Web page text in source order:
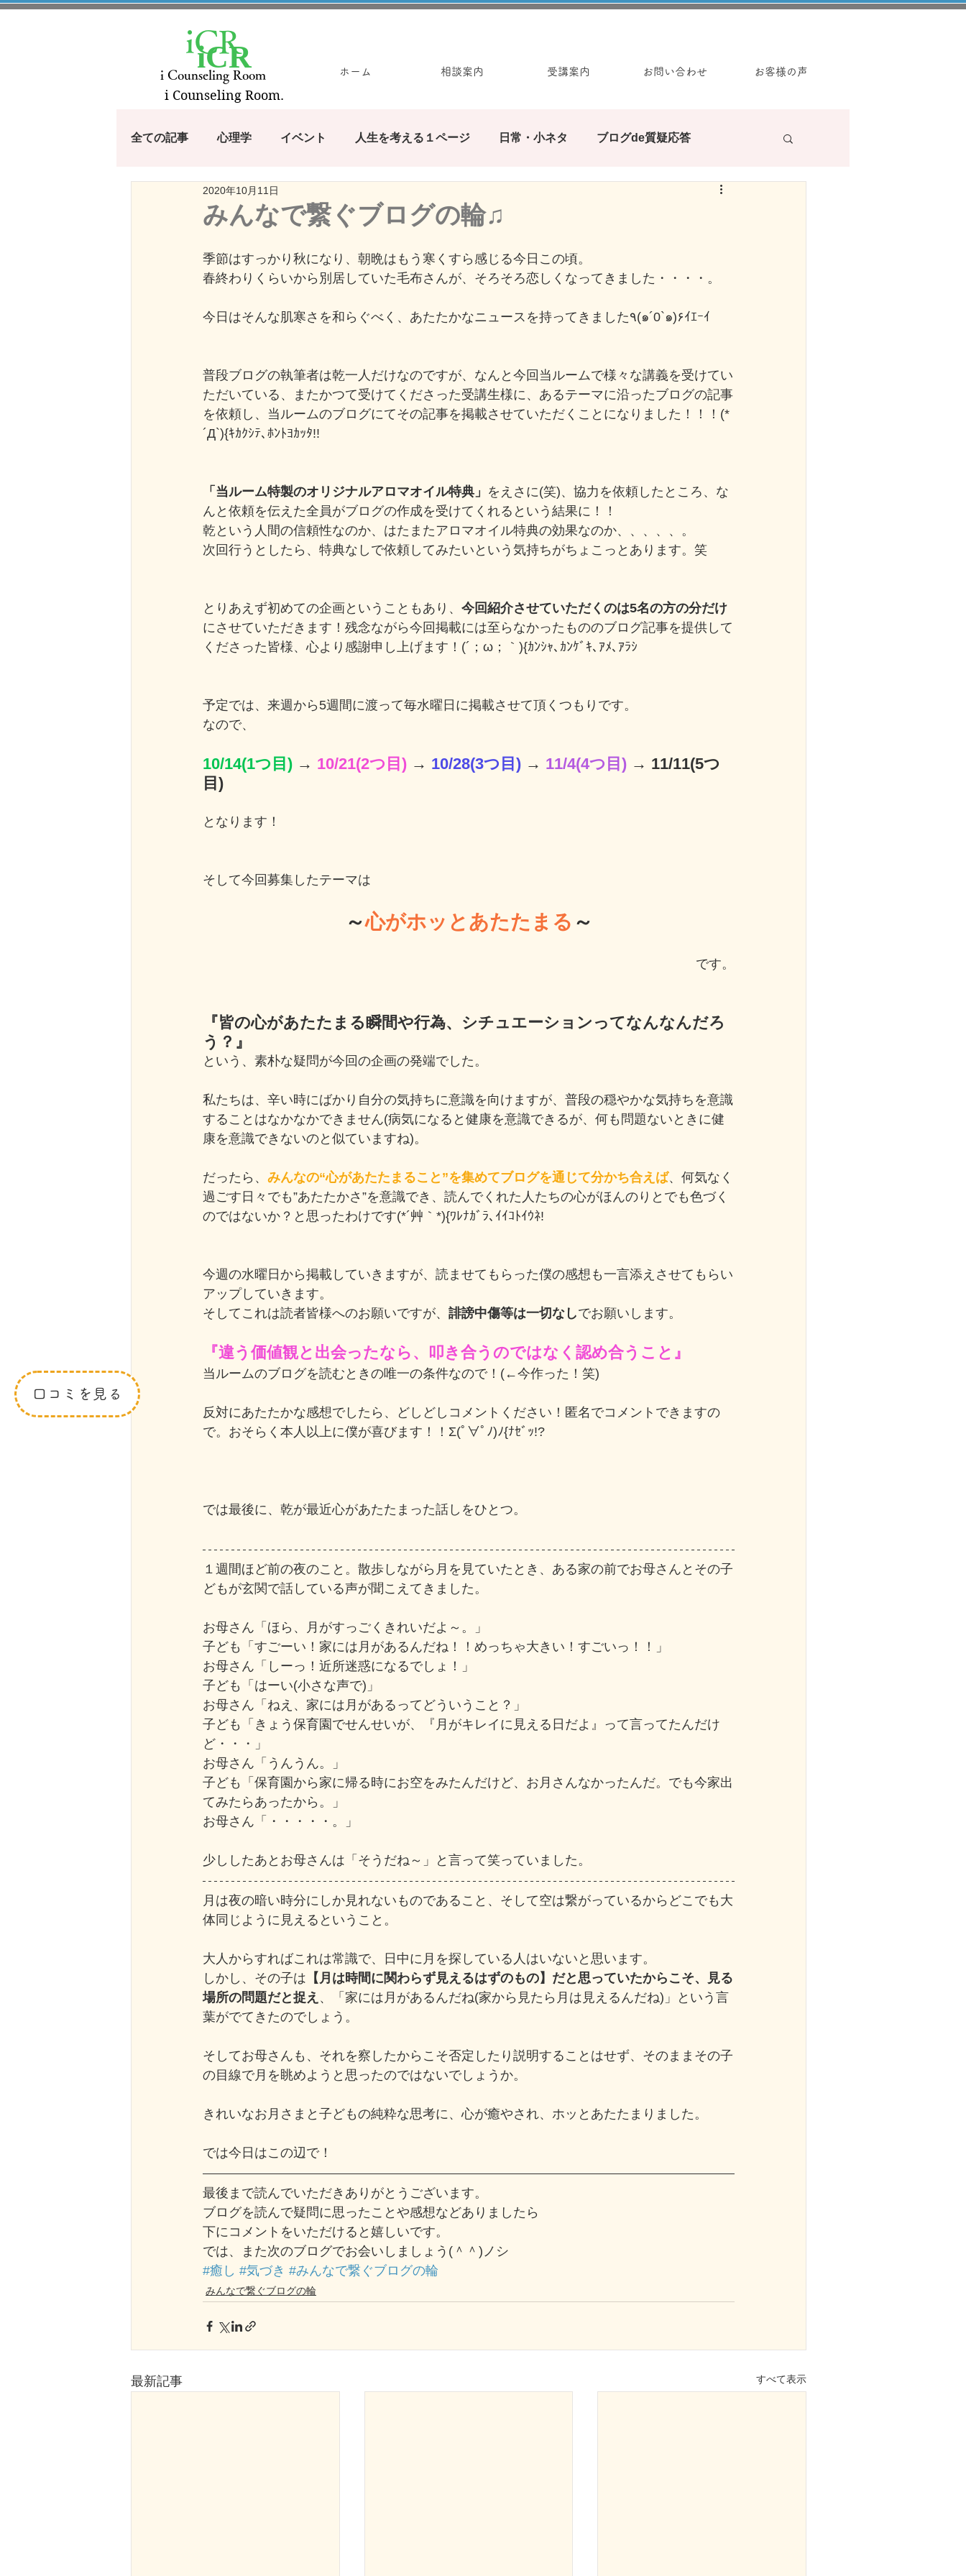
i Counseling Room
iCR
ホーム 相談案内 受講案内 お問い合わせ お客様の声
口コミを見る
全ての記事 心理学 イベント 人生を考える１ページ 日常・小ネタ ブログde質疑応答
漫画・アニメから学ぶシリーズ
100のコトバ つぶやき お手軽ワーク
みんなで繋ぐブログの輪♫
2020年10月11日
季節はすっかり秋になり、朝晩はもう寒くすら感じる今日この頃。
春終わりくらいから別居していた毛布さんが、そろそろ恋しくなってきました・・・・。
今日はそんな肌寒さを和らぐべく、あたたかなニュースを持ってきました٩(๑´0`๑)۶ｲｴｰｲ
普段ブログの執筆者は乾一人だけなのですが、なんと今回当ルームで様々な講義を受けてい
ただいている、またかつて受けてくださった受講生様に、あるテーマに沿ったブログの記事
を依頼し、当ルームのブログにてその記事を掲載させていただくことになりました！！！(*
´Д`){ｷｶｸｼﾃ､ﾎﾝﾄﾖｶｯﾀ!!
「当ルーム特製のオリジナルアロマオイル特典」 をえさに(笑)、協力を依頼したところ、な
んと依頼を伝えた全員がブログの作成を受けてくれるという結果に！！
乾という人間の信頼性なのか、はたまたアロマオイル特典の効果なのか、、、、、。
次回行うとしたら、特典なしで依頼してみたいという気持ちがちょこっとあります。笑
とりあえず初めての企画ということもあり、 今回紹介させていただくのは5名の方の分だけ
にさせていただきます！残念ながら今回掲載には至らなかったもののブログ記事を提供して
くださった皆様、心より感謝申し上げます！(´；ω；｀){ｶﾝｼｬ､ｶﾝｹﾞｷ､ｱﾒ､ｱﾗｼ
予定では、来週から5週間に渡って毎水曜日に掲載させて頂くつもりです。
なので、
10/14(1つ目) → 10/21(2つ目) → 10/28(3つ目) → 11/4(4つ目) → 11/11(5つ
目)
となります！
そして今回募集したテーマは
～心がホッとあたたまる ～
です。
『皆の心があたたまる瞬間や行為、シチュエーションってなんなんだろ
う？』
という、素朴な疑問が今回の企画の発端でした。
私たちは、辛い時にばかり自分の気持ちに意識を向けますが、普段の穏やかな気持ちを意識
することはなかなかできません(病気になると健康を意識できるが、何も問題ないときに健
康を意識できないのと似ていますね)。
だったら、 みんなの“心があたたまること”を集めてブログを通じて分かち合えば、何気なく
過ごす日々でも”あたたかさ”を意識でき、読んでくれた人たちの心がほんのりとでも色づく
のではないか？と思ったわけです(*´艸｀*){ﾜﾚﾅｶﾞﾗ､ｲｲｺﾄｲｳﾈ!
今週の水曜日から掲載していきますが、読ませてもらった僕の感想も一言添えさせてもらい
アップしていきます。
そしてこれは読者皆様へのお願いですが、 誹謗中傷等は一切なしでお願いします。
『違う価値観と出会ったなら、叩き合うのではなく認め合うこと』
当ルームのブログを読むときの唯一の条件なので！(←今作った！笑)
反対にあたたかな感想でしたら、どしどしコメントください！匿名でコメントできますの
で。おそらく本人以上に僕が喜びます！！Σ(ﾟ∀ﾟﾉ)ﾉ{ﾅｾﾞｯ!?
では最後に、乾が最近心があたたまった話しをひとつ。
１週間ほど前の夜のこと。散歩しながら月を見ていたとき、ある家の前でお母さんとその子
どもが玄関で話している声が聞こえてきました。
お母さん「ほら、月がすっごくきれいだよ～。」
子ども「すごーい！家には月があるんだね！！めっちゃ大きい！すごいっ！！」
お母さん「しーっ！近所迷惑になるでしょ！」
子ども「はーい(小さな声で)」
お母さん「ねえ、家には月があるってどういうこと？」
子ども「きょう保育園でせんせいが、『月がキレイに見える日だよ』って言ってたんだけ
ど・・・」
お母さん「うんうん。」
子ども「保育園から家に帰る時にお空をみたんだけど、お月さんなかったんだ。でも今家出
てみたらあったから。」
お母さん「・・・・・。」
少ししたあとお母さんは「そうだね～」と言って笑っていました。
月は夜の暗い時分にしか見れないものであること、そして空は繋がっているからどこでも大
体同じように見えるということ。
大人からすればこれは常識で、日中に月を探している人はいないと思います。
しかし、その子は 【月は時間に関わらず見えるはずのもの】だと思っていたからこそ、見る
場所の問題だと捉え 、「家には月があるんだね(家から見たら月は見えるんだね)」という言
葉がでてきたのでしょう。
そしてお母さんも、それを察したからこそ否定したり説明することはせず、そのままその子
の目線で月を眺めようと思ったのではないでしょうか。
きれいなお月さまと子どもの純粋な思考に、心が癒やされ、ホッとあたたまりました。
では今日はこの辺で！
最後まで読んでいただきありがとうございます。
ブログを読んで疑問に思ったことや感想などありましたら
下にコメントをいただけると嬉しいです。
では、また次のブログでお会いしましょう(＾＾)ノシ
#癒し #気づき #みんなで繋ぐブログの輪
みんなで繋ぐブログの輪
最新記事 すべて表示
iCR
i Counseling Room.